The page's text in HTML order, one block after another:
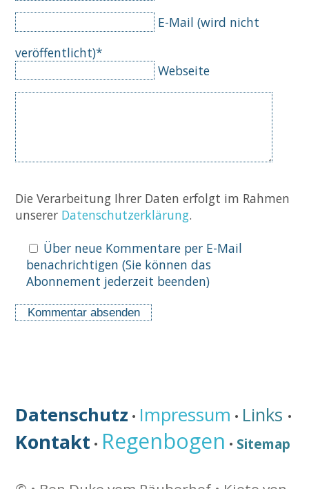
Pflichtfeld
E-Mail (wird nicht
veröffentlicht)*
Webseite
Die Verarbeitung Ihrer Daten erfolgt im Rahmen
unserer Datenschutzerklärung.
Über neue Kommentare per E-Mail
benachrichtigen (Sie können das
Abonnement jederzeit beenden)
Datenschutz • Impressum • Links •
Kontakt • Regenbogen • Sitemap